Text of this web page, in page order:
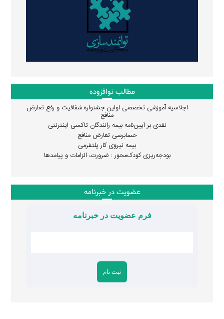
مطالب نوافزوده
اجلاسیه آموزشی تخصصی اولین جشنواره شفافیت و رفع تعارض
منافع
نقدی بر آیین‌نامه بیمه رانندگان تاکسی اینترنتی
حسابرسی تعارض منافع
بیمه نیروی کار پلتفرمی
بودجه‌ریزی کودک‌محور : ضرورت، الزامات و پیامدها
عضویت در خبرنامه
فرم عضویت در خبرنامه